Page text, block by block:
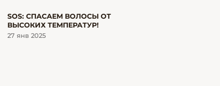
27 янв 2025
SOS: СПАСАЕМ ВОЛОСЫ ОТ
ВЫСОКИХ ТЕМПЕРАТУР!